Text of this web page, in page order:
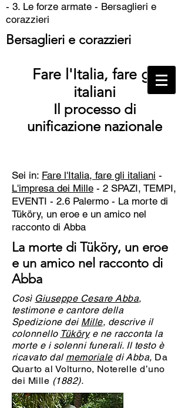
- 3. Le forze armate - Bersaglieri e
corazzieri
Bersaglieri e corazzieri
Fare l'Italia, fare gli
italiani
Il processo di
unificazione nazionale
Sei in: Fare l'Italia, fare gli italiani -
L'impresa dei Mille - 2 SPAZI, TEMPI,
EVENTI - 2.6 Palermo - La morte di
Tüköry, un eroe e un amico nel
racconto di Abba
La morte di Tüköry, un eroe
e un amico nel racconto di
Abba
Così Giuseppe Cesare Abba,
testimone e cantore della
Spedizione dei Mille, descrive il
colonnello Tüköry e ne racconta la
morte e i solenni funerali. Il testo è
ricavato dal memorialedi Abba, Da
Quarto al Volturno, Noterelle d’uno
dei Mille (1882).